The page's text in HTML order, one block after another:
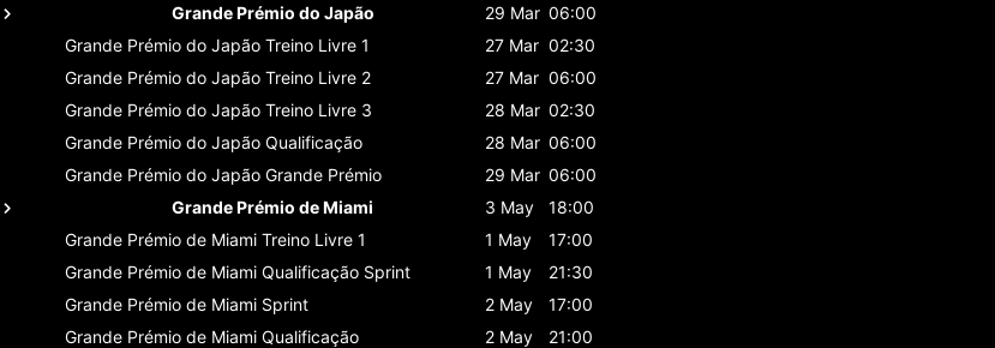
Grande Prémio do Japão
29 Mar 06:00
Grande Prémio do Japão Treino Livre 1 27 Mar 02:30
Grande Prémio do Japão Treino Livre 2 27 Mar 06:00
Grande Prémio do Japão Treino Livre 3 28 Mar 02:30
Grande Prémio do Japão Qualificação 28 Mar 06:00
Grande Prémio do Japão Grande Prémio 29 Mar 06:00
Grande Prémio de Miami
3 May
18:00
Grande Prémio de Miami Treino Livre 1 1 May
17:00
Grande Prémio de Miami Qualificação Sprint 1 May
21:30
Grande Prémio de Miami Sprint 2 May
17:00
Grande Prémio de Miami Qualificação 2 May
21:00